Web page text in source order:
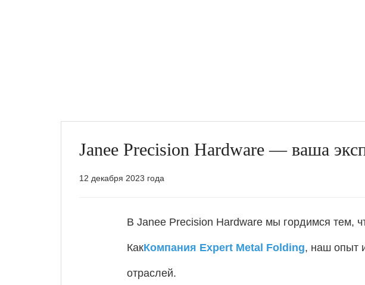
Janee Precision Hardware — ваша
12 декабря 2023 года
В Janee Precision Hardware мы гордимся тем,
КакКомпания Expert Metal Folding, наш опыт
отраслей.